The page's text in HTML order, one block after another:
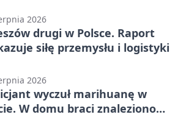
2026
drugi w Polsce. Raport
siłę przemysłu i logistyki
2026
wyczuł marihuanę w
W domu braci znaleziono